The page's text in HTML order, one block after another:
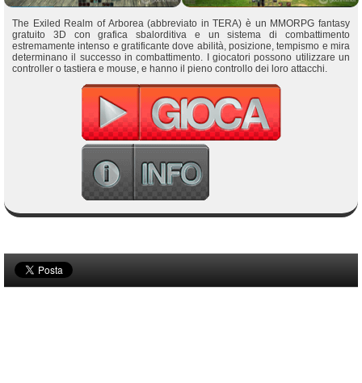
The Exiled Realm of Arborea (abbreviato in TERA) è un MMORPG fantasy
gratuito 3D con grafica sbalorditiva e un sistema di combattimento
estremamente intenso e gratificante dove abilità, posizione, tempismo e mira
determinano il successo in combattimento. I giocatori possono utilizzare un
controller o tastiera e mouse, e hanno il pieno controllo dei loro attacchi.